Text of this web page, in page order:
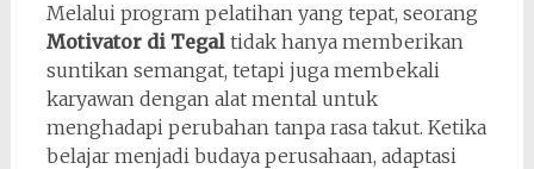
Melalui program pelatihan yang tepat, seorang
Motivator di Tegaltidak hanya memberikan
suntikan semangat, tetapi juga membekali
karyawan dengan alat mental untuk
menghadapi perubahan tanpa rasa takut. Ketika
belajar menjadi budaya perusahaan, adaptasi